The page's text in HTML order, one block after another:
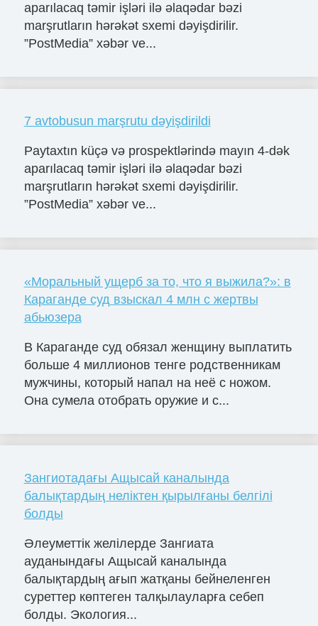
aparılacaq təmir işləri ilə əlaqədar bəzi
marşrutların hərəkət sxemi dəyişdirilir.
”PostMedia” xəbər ve...
7 avtobusun marşrutu dəyişdirildi
Paytaxtın küçə və prospektlərində mayın 4-dək
aparılacaq təmir işləri ilə əlaqədar bəzi
marşrutların hərəkət sxemi dəyişdirilir.
”PostMedia” xəbər ve...
«Моральный ущерб за то, что я выжила?»: в
Караганде суд взыскал 4 млн с жертвы
абьюзера
В Караганде суд обязал женщину выплатить
больше 4 миллионов тенге родственникам
мужчины, который напал на неё с ножом.
Она сумела отобрать оружие и с...
Зангиотадағы Ащысай каналында
балықтардың неліктен қырылғаны белгілі
болды
Әлеуметтік желілерде Зангиата
ауданындағы Ащысай каналында
балықтардың ағып жатқаны бейнеленген
суреттер көптеген талқылауларға себеп
болды. Экология...